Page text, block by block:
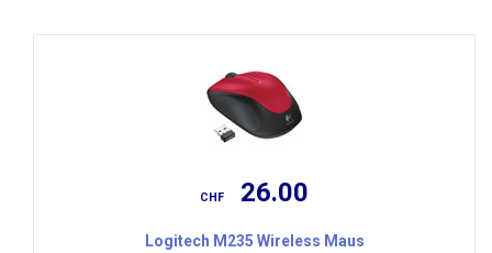
CHF 26.00
Logitech M235 Wireless Maus